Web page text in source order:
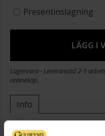
Presentinslagning
LÄGG I
Lagervara - Leveranstid 2-5
onlineköp.
Info
Bredd ca (mm)